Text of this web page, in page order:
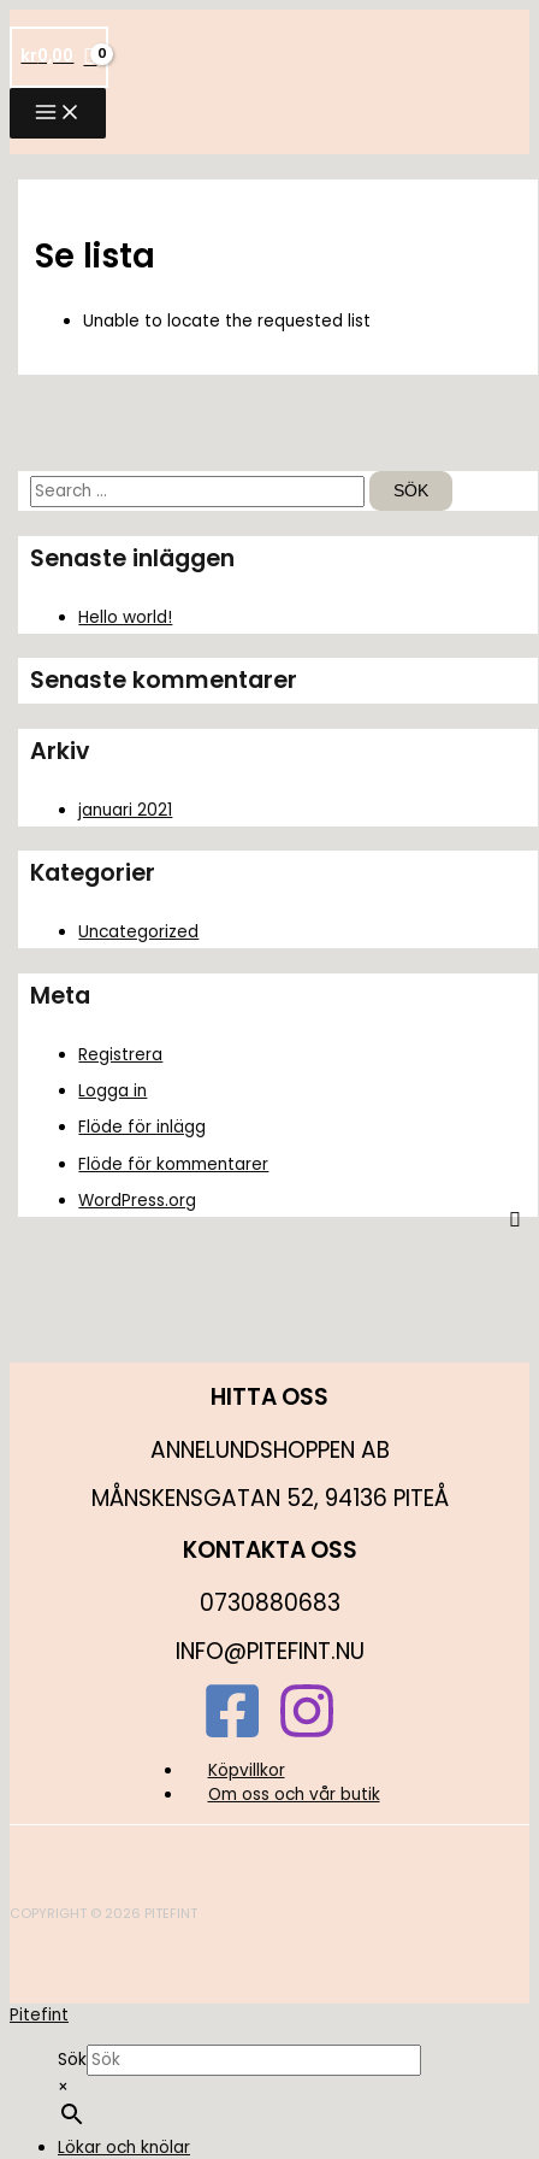
till
innehåll
kr0,00
S
k
e
:
Senaste inläggen
Hello world!
Senaste kommentarer
Arkiv
januari 2021
Kategorier
Uncategorized
Meta
Registrera
Logga in
Flöde för inlägg
Flöde för kommentarer
WordPress.org
Se lista
Unable to locate the requested list
HITTA OSS
ANNELUNDSHOPPEN AB
MÅNSKENSGATAN 52, 94136 PITEÅ
KONTAKTA OSS
0730880683
INFO@PITEFINT.NU
Köpvillkor
Om oss och vår butik
COPYRIGHT © 2026 PITEFINT
Pitefint
Sök
×
Lökar och knölar